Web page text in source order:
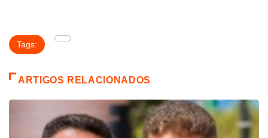
Tags:
ARTIGOS RELACIONADOS